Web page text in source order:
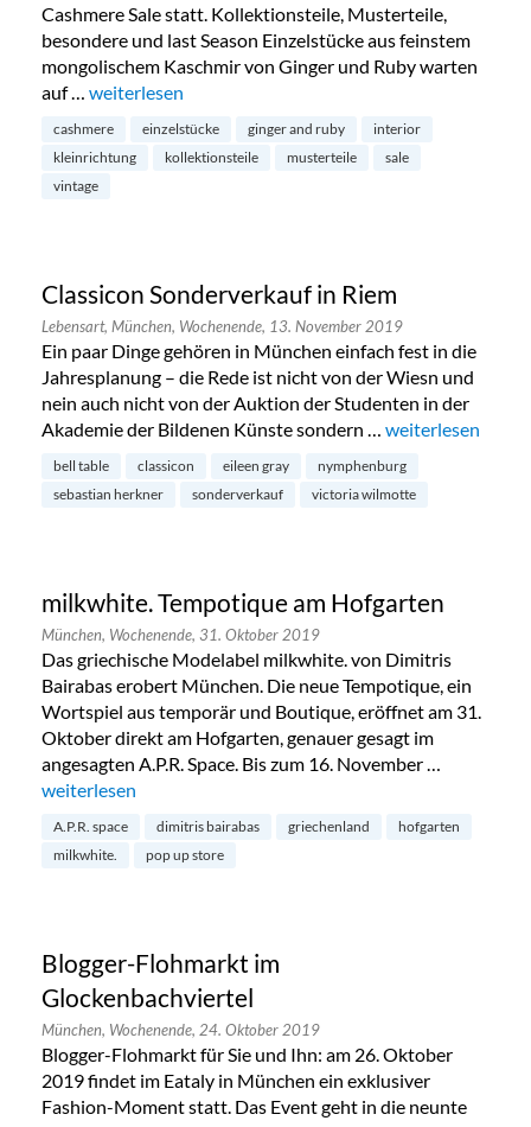
Cashmere Sale statt. Kollektionsteile, Musterteile,
besondere und last Season Einzelstücke aus feinstem
mongolischem Kaschmir von Ginger und Ruby warten
auf … „Special Sale in Schwabing“
weiterlesen
cashmere einzelstücke ginger and ruby
interior
kleinrichtung
kollektionsteile musterteile
sale
vintage
Classicon Sonderverkauf in Riem
Lebensart, München, Wochenende, 13. November 2019
Ein paar Dinge gehören in München einfach fest in die
Jahresplanung – die Rede ist nicht von der Wiesn und
nein auch nicht von der Auktion der Studenten in der
Akademie der Bildenen Künste sondern … „Classicon
weiterlesen
bell table classicon eileen gray
nymphenburg
sebastian herkner
sonderverkauf victoria wilmotte
milkwhite. Tempotique am Hofgarten
München, Wochenende, 31. Oktober 2019
Das griechische Modelabel milkwhite. von Dimitris
Bairabas erobert München. Die neue Tempotique, ein
Wortspiel aus temporär und Boutique, eröffnet am 31.
Oktober direkt am Hofgarten, genauer gesagt im
angesagten A.P.R. Space. Bis zum 16. November …
„milkwhite. Tempotique am Hofgarten“
weiterlesen
A.P.R. space dimitris bairabas griechenland
hofgarten
milkwhite.
pop up store
Blogger-Flohmarkt im
Glockenbachviertel
München, Wochenende, 24. Oktober 2019
Blogger-Flohmarkt für Sie und Ihn: am 26. Oktober
2019 findet im Eataly in München ein exklusiver
Fashion-Moment statt. Das Event geht in die neunte